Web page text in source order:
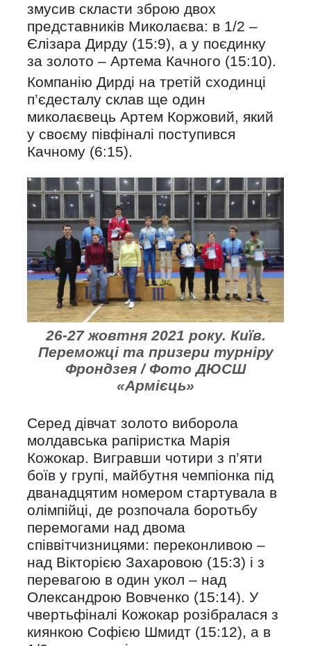
змусив скласти зброю двох
представників Миколаєва: в 1/2 –
Єлізара Дирду (15:9), а у поєдинку
за золото – Артема Качного (15:10).
Компанію Дирді на третій сходинці
п’єдесталу склав ще один
миколаєвець Артем Коржовий, який
у своєму півфіналі поступився
Качному (6:15).
26-27 жовтня 2021 року. Київ.
Переможці та призери турніру
Фрондзея / Фото ДЮСШ
«Армієць»
Серед дівчат золото виборола
молдавська рапіристка Марія
Кожокар. Вигравши чотири з п’яти
боїв у групі, майбутня чемпіонка під
дванадцятим номером стартувала в
олімпійці, де розпочала боротьбу
перемогами над двома
співвітчизницями: переконливою –
над Вікторією Захаровою (15:3) і з
перевагою в один укол – над
Олександрою Вовченко (15:14). У
чвертьфіналі Кожокар розібралася з
киянкою Софією Шмидт (15:12), а в